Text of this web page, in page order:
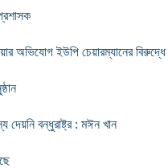
অভিযোগ ইউপি চেয়ারম্যানের বিরুদ্ধে
দেয়নি বন্ধুরাষ্ট্র : মঈন খান